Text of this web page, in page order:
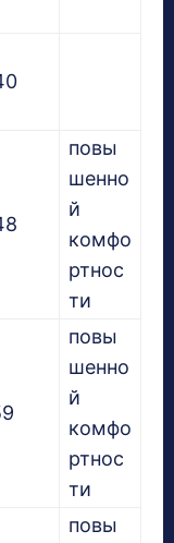
повы
шенно
й
комфо
ртнос
ти
повы
шенно
й
комфо
ртнос
ти
повы